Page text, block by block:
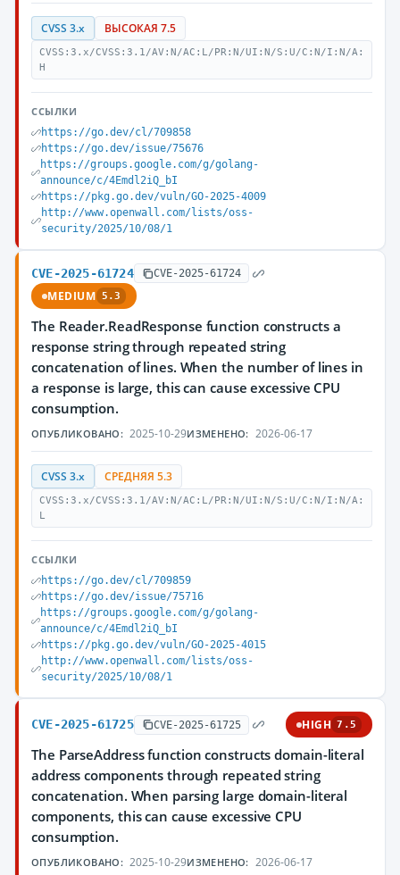
CVSS 3.x ВЫСОКАЯ 7.5
CVSS:3.x/CVSS:3.1/AV:N/AC:L/PR:N/UI:N/S:U/C:N/I:N/A:
H
ССЫЛКИ
https://go.dev/cl/709858
https://go.dev/issue/75676
https://groups.google.com/g/golang-
announce/c/4Emdl2iQ_bI
https://pkg.go.dev/vuln/GO-2025-4009
http://www.openwall.com/lists/oss-
security/2025/10/08/1
CVE-2025-61724 CVE-2025-61724
MEDIUM 5.3
The Reader.ReadResponse function constructs a
response string through repeated string
concatenation of lines. When the number of lines in
a response is large, this can cause excessive CPU
consumption.
ОПУБЛИКОВАНО: 2025-10-29ИЗМЕНЕНО: 2026-06-17
CVSS 3.x СРЕДНЯЯ 5.3
CVSS:3.x/CVSS:3.1/AV:N/AC:L/PR:N/UI:N/S:U/C:N/I:N/A:
L
ССЫЛКИ
https://go.dev/cl/709859
https://go.dev/issue/75716
https://groups.google.com/g/golang-
announce/c/4Emdl2iQ_bI
https://pkg.go.dev/vuln/GO-2025-4015
http://www.openwall.com/lists/oss-
security/2025/10/08/1
CVE-2025-61725 CVE-2025-61725 HIGH 7.5
The ParseAddress function constructs domain-literal
address components through repeated string
concatenation. When parsing large domain-literal
components, this can cause excessive CPU
consumption.
ОПУБЛИКОВАНО: 2025-10-29ИЗМЕНЕНО: 2026-06-17